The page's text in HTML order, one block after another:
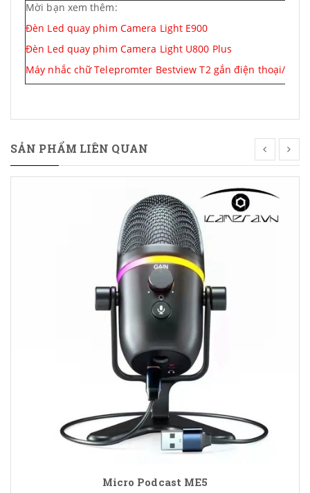
Mời bạn xem thêm:
Đèn Led quay phim Camera Light E900
Đèn Led quay phim Camera Light U800 Plus
Máy nhắc chữ Telepromter Bestview T2 gắn điện thoại/
SẢN PHẨM LIÊN QUAN
Micro Podcast ME5